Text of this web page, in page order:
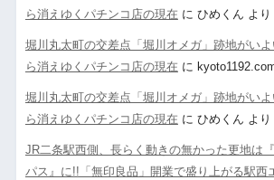
ら消えゆくパチンコ店の現在 に ひめくん より
堀川丸太町の交差点「堀川オメガ」跡地がい
ら消えゆくパチンコ店の現在 に
堀川丸太町の交差点「堀川オメガ」跡地がい
ら消えゆくパチンコ店の現在 に ひめくん より
JR二条駅西側、長らく動きの無かった更地は
パス』に!!「無印良品」開業で盛り上がる駅西